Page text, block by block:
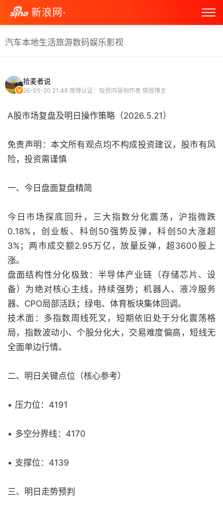
新浪网·
汽车本地生活旅游数码娱乐影视
拾麦者说
26-05-20 21:48 微博认证：投资内容创作者 情感博主
A股市场复盘及明日操作策略（2026.5.21）
免责声明：本文所有观点均不构成投资建议，股市有风
险，投资需谨慎
一、今日盘面复盘精简
今日市场探底回升，三大指数分化震荡，沪指微跌
0.18%，创业板、科创50强势反弹，科创50大涨超
3%；两市成交额2.95万亿，放量反弹，超3600股上
涨。
盘面结构性分化极致：半导体产业链（存储芯片、设
备）为绝对核心主线，持续强势；机器人、液冷服务
器、CPO局部活跃；绿电、体育板块集体回调。
技术面：多指数周线死叉，短期依旧处于分化震荡格
局，指数波动小、个股分化大，交易难度偏高，短线无
全面单边行情。
二、明日关键点位（核心参考）
• 压力位：4191
• 多空分界线：4170
• 支撑位：4139
三、明日走势预判